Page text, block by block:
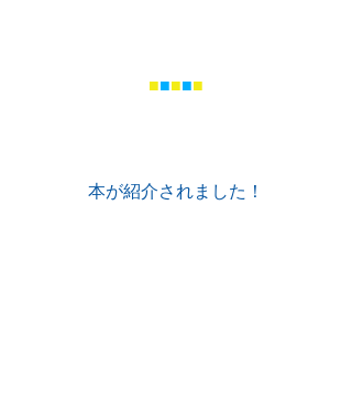
■■■■■
本が紹介されました！